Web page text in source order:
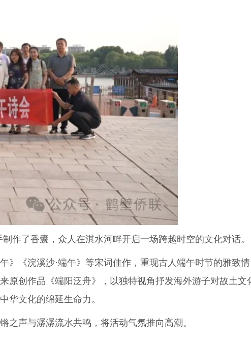
了香囊，众人在淇水河畔开启一场跨越时空的文化对话。
》《浣溪沙·端午》等宋词佳作，重现古人端午时节的雅致情
原创作品《端阳泛舟》，以独特视角抒发海外游子对故土文
华文化的绵延生命力。
声与潺潺流水共鸣，将活动气氛推向高潮。